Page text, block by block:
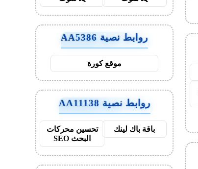
روابط نصية AA5386
موقع كورة
روابط نصية AA11138
باقة باك لينك
تحسين محركات
البحث SEO